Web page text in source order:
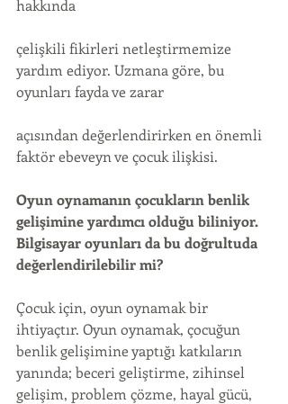
hakkında
çelişkili fikirleri netleştirmemize
yardım ediyor. Uzmana göre, bu
oyunları fayda ve zarar
açısından değerlendirirken en önemli
faktör ebeveyn ve çocuk ilişkisi.
Oyun oynamanın çocukların benlik
gelişimine yardımcı olduğu biliniyor.
Bilgisayar oyunları da bu doğrultuda
değerlendirilebilir mi?
Çocuk için, oyun oynamak bir
ihtiyaçtır. Oyun oynamak, çocuğun
benlik gelişimine yaptığı katkıların
yanında; beceri geliştirme, zihinsel
gelişim, problem çözme, hayal gücü,